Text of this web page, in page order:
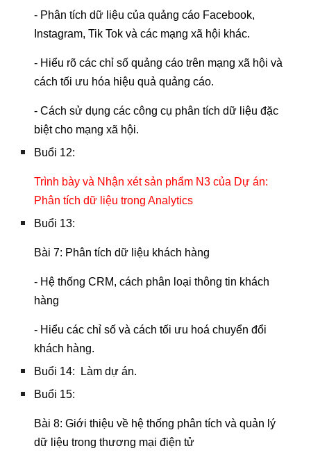
- Phân tích dữ liệu của quảng cáo Facebook,
Instagram, Tik Tok và các mạng xã hội khác.
- Hiểu rõ các chỉ số quảng cáo trên mạng xã hội và
cách tối ưu hóa hiệu quả quảng cáo.
- Cách sử dụng các công cụ phân tích dữ liệu đặc
biệt cho mạng xã hội.
Buổi 12:
Trình bày và Nhận xét sản phẩm N3 của Dự án:
Phân tích dữ liệu trong Analytics
Buổi 13:
Bài 7: Phân tích dữ liệu khách hàng
- Hệ thống CRM, cách phân loại thông tin khách
hàng
- Hiểu các chỉ số và cách tối ưu hoá chuyển đổi
khách hàng.
Buổi 14: Làm dự án.
Buổi 15:
Bài 8: Giới thiệu về hệ thống phân tích và quản lý
dữ liệu trong thương mại điện tử